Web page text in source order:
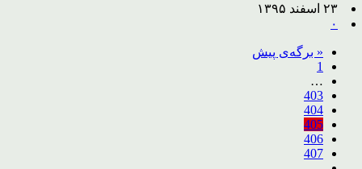
۲۳ اسفند ۱۳۹۵
۰
« برگه‌ی پیش
1
…
403
404
405
406
407